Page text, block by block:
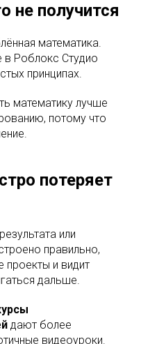
не получится
математика.
в Роблокс Студио
принципах.
математику лучше
потому что
потеряет
или
правильно,
проекты и видит
дальше.
дают более
видеоуроки.